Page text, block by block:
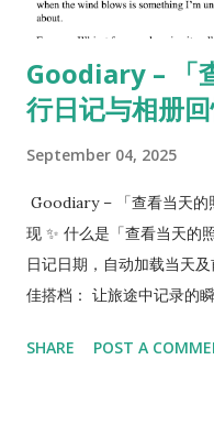
Goodiary – 「
行日记与相册
September 04, 2025
Goodiary – 「查看当天的
现 ✨ 什么是「查看当天的
日记日期，自动加载当天
佳搭档： 让旅途中记录的
外上传，直接按日记日期打
SHARE POST A